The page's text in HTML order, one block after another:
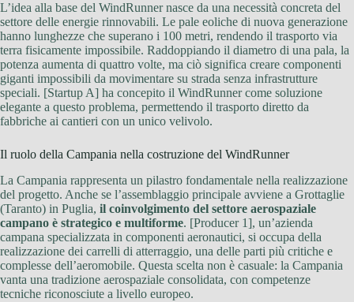
L’idea alla base del WindRunner nasce da una necessità concreta del
settore delle energie rinnovabili. Le pale eoliche di nuova generazione
hanno lunghezze che superano i 100 metri, rendendo il trasporto via
terra fisicamente impossibile. Raddoppiando il diametro di una pala, la
potenza aumenta di quattro volte, ma ciò significa creare componenti
giganti impossibili da movimentare su strada senza infrastrutture
speciali. [Startup A] ha concepito il WindRunner come soluzione
elegante a questo problema, permettendo il trasporto diretto da
fabbriche ai cantieri con un unico velivolo.
Il ruolo della Campania nella costruzione del WindRunner
La Campania rappresenta un pilastro fondamentale nella realizzazione
del progetto. Anche se l’assemblaggio principale avviene a Grottaglie
(Taranto) in Puglia, il coinvolgimento del settore aerospaziale
campano è strategico e multiforme. [Producer 1], un’azienda
campana specializzata in componenti aeronautici, si occupa della
realizzazione dei carrelli di atterraggio, una delle parti più critiche e
complesse dell’aeromobile. Questa scelta non è casuale: la Campania
vanta una tradizione aerospaziale consolidata, con competenze
tecniche riconosciute a livello europeo.